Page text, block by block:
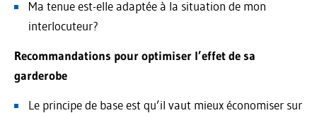
Ma tenue est-elle adaptée à la situation de mon
interlocuteur?
Recommandations pour optimiser l’effet de sa
garderobe
Le principe de base est qu’il vaut mieux économiser sur